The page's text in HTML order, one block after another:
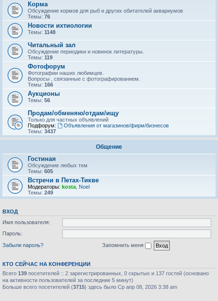
Корма
Обсуждение кормов для рыб и других обитателей аквариумов
Темы: 76
Новости ихтиологии
Темы: 1148
Читальный зал
Обсуждение периодики и новинок литературы.
Темы: 119
Фотофорум
Фотографии наших любимцев.
Вопросы , связанные с фотографированием.
Темы: 166
Аукционы
Темы: 56
Продам/обменяю/отдам/ищу
Только для частных объявлений
Подфорум:
Объявления от магазинов/фирм/бизнесов
Темы: 3437
Общение
Гостиная
Обсуждение любых тем
Темы: 605
Встречи в Петах-Тикве
Модераторы: kosta Noel
Темы: 249
ВХОД
Имя пользователя:
Пароль:
Забыли пароль?
Запомнить меня
КТО СЕЙЧАС НА КОНФЕРЕНЦИИ
Всего 139 посетителей :: 2 зарегистрированных, 0 скрытых и 137 гостей (основано
на активности пользователей за последние 5 минут)
Больше всего посетителей (3715) здесь было Ср апр 08, 2026 3:38 am